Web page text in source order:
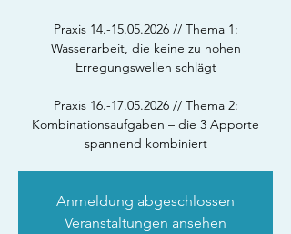
Praxis 14.-15.05.2026 // Thema 1:
Wasserarbeit, die keine zu hohen
Erregungswellen schlägt
Praxis 16.-17.05.2026 // Thema 2:
Kombinationsaufgaben – die 3 Apporte
spannend kombiniert
Anmeldung abgeschlossen
Veranstaltungen ansehen